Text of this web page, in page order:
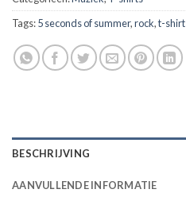
Tags:5 seconds of summer,rock,t-shirt
BESCHRIJVING
AANVULLENDE INFORMATIE